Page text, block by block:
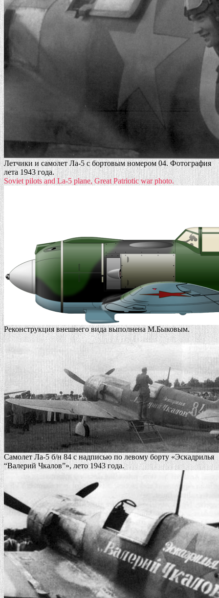
Летчики и самолет Ла-5 с бортовым номером 04. Фотография
лета 1943 года.
Soviet pilots and La-5 plane, Great Patriotic war photo.
Реконструкция внешнего вида выполнена М.Быковым.
Самолет Ла-5 б/н 84 с надписью по левому борту «Эскадрилья
“Валерий Чкалов”», лето 1943 года.